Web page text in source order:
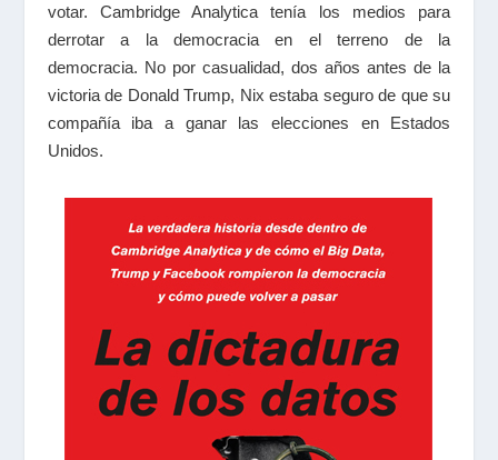
votar. Cambridge Analytica tenía los medios para
derrotar a la democracia en el terreno de la
democracia. No por casualidad, dos años antes de la
victoria de Donald Trump, Nix estaba seguro de que su
compañía iba a ganar las elecciones en Estados
Unidos.